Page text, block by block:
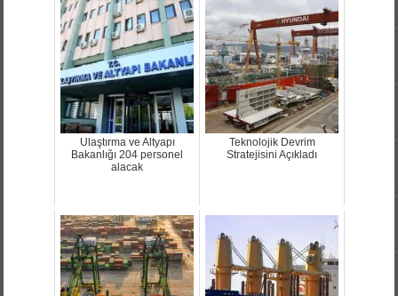
Ulaştırma ve Altyapı
Bakanlığı 204 personel
alacak
Teknolojik Devrim
Stratejisini Açıkladı